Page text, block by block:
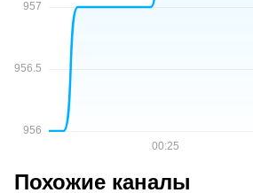
Похожие каналы